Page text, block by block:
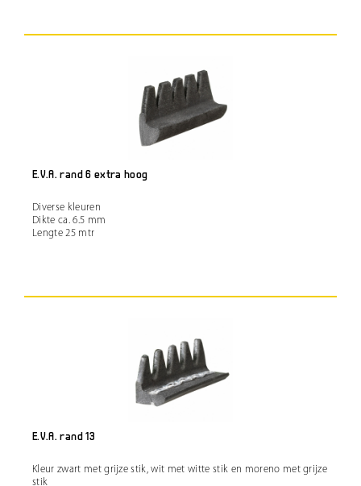
E.V.A. rand 6 extra hoog
Diverse kleuren
Dikte ca. 6.5 mm
Lengte 25 mtr
E.V.A. rand 13
Kleur zwart met grijze stik, wit met witte stik en moreno met grijze
stik